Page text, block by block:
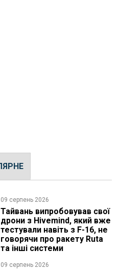
09 серпень 2026
Тайвань випробовував свої
дрони з Hivemind, який вже
тестували навіть з F-16, не
говорячи про ракету Ruta
та інші системи
09 серпень 2026